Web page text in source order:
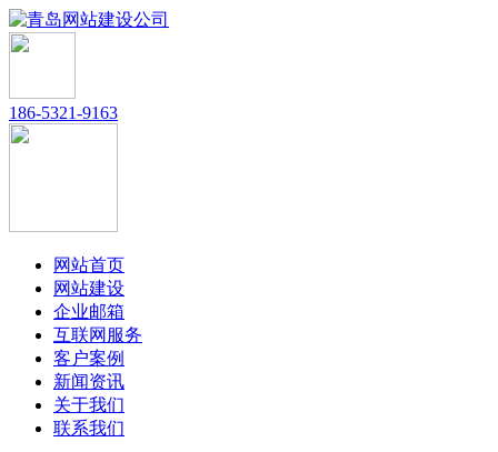
186-5321-9163
网站首页
网站建设
企业邮箱
互联网服务
客户案例
新闻资讯
关于我们
联系我们